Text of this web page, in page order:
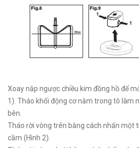
Xoay nắp ngược chiều kim đồng hồ để
1). Tháo khối động cơ nằm trong tô làm
bên.
Tháo rời vòng trên bằng cách nhấn một
cầm (Hình 2).